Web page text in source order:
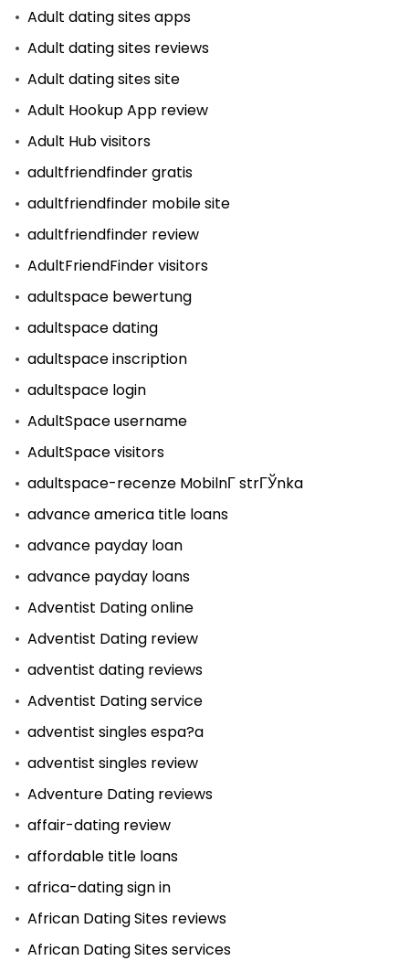
Adult dating sites apps
Adult dating sites reviews
Adult dating sites site
Adult Hookup App review
Adult Hub visitors
adultfriendfinder gratis
adultfriendfinder mobile site
adultfriendfinder review
AdultFriendFinder visitors
adultspace bewertung
adultspace dating
adultspace inscription
adultspace login
AdultSpace username
AdultSpace visitors
adultspace-recenze MobilnГ­ strГЎnka
advance america title loans
advance payday loan
advance payday loans
Adventist Dating online
Adventist Dating review
adventist dating reviews
Adventist Dating service
adventist singles espa?a
adventist singles review
Adventure Dating reviews
affair-dating review
affordable title loans
africa-dating sign in
African Dating Sites reviews
African Dating Sites services